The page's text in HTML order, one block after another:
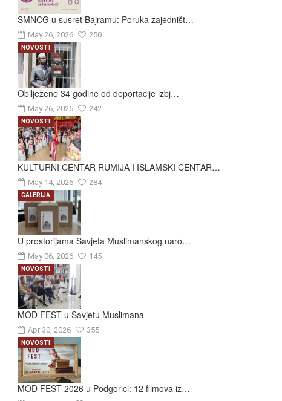
SMNCG u susret Bajramu: Poruka zajedništ…
May 26, 2026 250
Obilježene 34 godine od deportacije izbj…
May 26, 2026 242
NOVOSTI
KULTURNI CENTAR RUMIJA I ISLAMSKI CENTAR…
May 14, 2026 284
NOVOSTI
U prostorijama Savjeta Muslimanskog naro…
May 06, 2026 145
GALERIJA
MOD FEST u Savjetu Muslimana
Apr 30, 2026 355
NOVOSTI
MOD FEST 2026 u Podgorici: 12 filmova iz…
NOVOSTI